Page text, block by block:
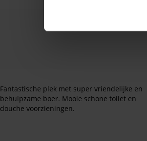
Fantastische plek met super vriendelijke en
behulpzame boer. Mooie schone toilet en
douche voorzieningen.